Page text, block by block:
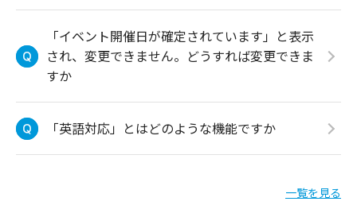
「イベント開催日が確定されています」と表示
され、変更できません。どうすれば変更できま
すか
「英語対応」とはどのような機能ですか
一覧を見る